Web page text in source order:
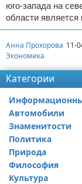
юго-запада на
области
Анна Прохорова 11-
Экономика
Категории
Автомобили
Знаменитости
Политика
Природа
Философия
Культура